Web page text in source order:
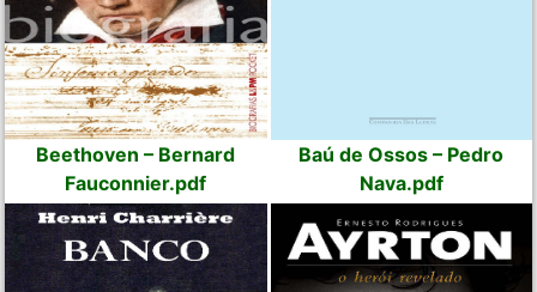
Beethoven – Bernard
Fauconnier.pdf
Baú de Ossos – Pedro
Nava.pdf